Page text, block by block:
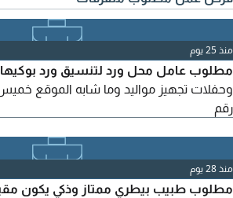
منذ 25 يوم
مطلوب عامل محل ورد لتنسيق ورد
وحفلات تجهيز مواليد وما شابه الموقع
رقم
منذ 28 يوم
مطلوب طبيب بيطري ممتاز وذكي يكون